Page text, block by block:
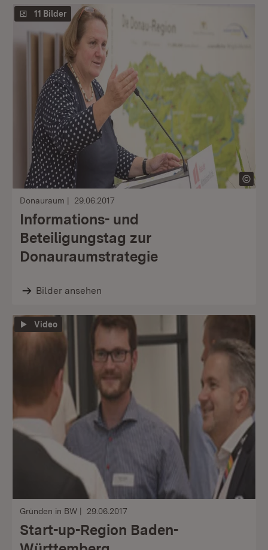
11 Bilder
Donauraum 29.06.2017
Informations- und
Beteiligungstag zur
Donauraumstrategie
Bilder ansehen
Video
Gründen in BW 29.06.2017
Start-up-Region Baden-